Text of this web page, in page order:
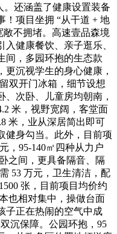
。还涵盖了健康设置装备
！项目坐拥 “从干道 + 地
敞不拥堵。高速壹品森境
健康餐饮、亲子逛乐、
间，多园环抱的生态款
沉视学生的身心健康，
双开门冰箱，细节设想
次卧、儿童房均朝南，
米，视野宽阔，客堂面
米，业从深居简出即可
健身勾当。此外，目前项
，95-140㎡四种从力户
之间，更具备隔音、隔
53 万元，卫生清洁，配
张，目前项目均价约
也相对集中，操做台面
子正在热闹的空气中成
沉保障。公园环抱，95